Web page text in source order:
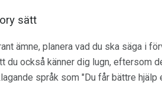
sätt
ämne, planera vad du ska säga i
också känner dig lugn, eftersom
språk som "Du får bättre